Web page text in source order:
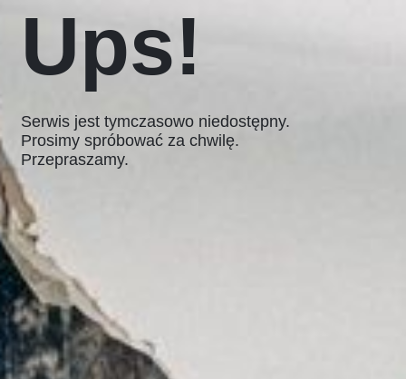
Ups!
Serwis jest tymczasowo niedostępny.
Prosimy spróbować za chwilę.
Przepraszamy.